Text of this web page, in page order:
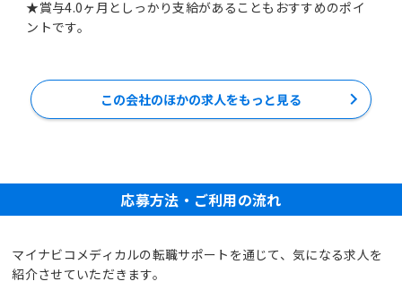
★賞与4.0ヶ月としっかり支給があることもおすすめのポイ
ントです。
この会社のほかの求人をもっと見る
応募方法・ご利用の流れ
マイナビコメディカルの転職サポートを通じて、気になる求人を
紹介させていただきます。